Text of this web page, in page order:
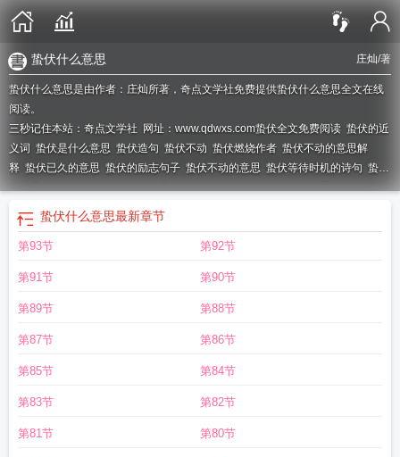
庄灿/著
蛰伏什么意思
蛰伏什么意思是由作者：庄灿所著，奇点文学社免费提供蛰伏什么意思全文在线
阅读。
三秒记住本站：奇点文学社 网址：www.qdwxs.com蛰伏全文免费阅读 蛰伏的近
义词 蛰伏是什么意思 蛰伏造句 蛰伏不动 蛰伏燃烧作者 蛰伏不动的意思解
释 蛰伏已久的意思 蛰伏的励志句子 蛰伏不动的意思 蛰伏等待时机的诗句 蛰伏
的意思解释蛰伏三年蛰伏不动是成语吗蛰的读音蛰伏的动物有哪些蛰伏的诗
蛰伏和潜伏的区别 蛰伏一冬什么意思
伏 燃烧
40集剧情
蛰伏啥意思
意思
蛰伏比喻人是什么意思 蛰伏by燃烧1V2民国穿越
什么什么四字成语
蛰伏 旧月安好
伏是什么意思
蛰伏怎么读蛰伏多年
什么意思
蛰伏庄灿
片蛰伏英语 蛰伏和潜伏的意思区别
蛰伏什么意思最新章节
第93节 第92节
第91节 第90节
第89节 第88节
第87节 第86节
第85节 第84节
第83节 第82节
第81节 第80节